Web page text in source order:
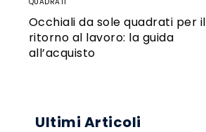
Occhiali da sole quadrati per il
ritorno al lavoro: la guida
all’acquisto
Ultimi Articoli